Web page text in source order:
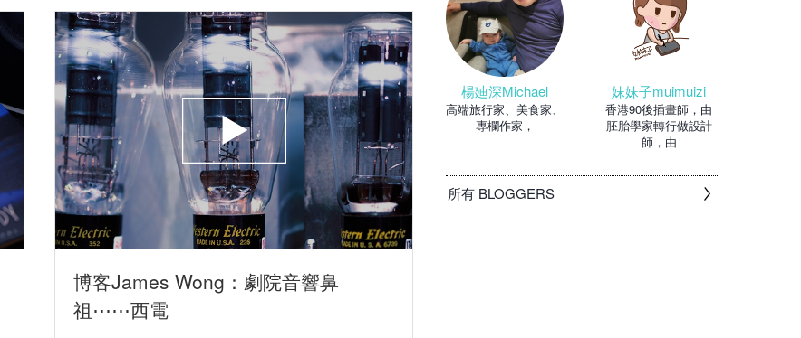
博客James Wong：劇院音響鼻
祖⋯⋯西電
楊廸深Michael
高端旅行家、美食家、
專欄作家，
妹妹子muimuizi
香港90後插畫師，由
胚胎學家轉行做設計
師，由
所有 BLOGGERS